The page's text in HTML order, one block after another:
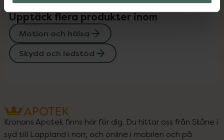
Upptäck flera produkter inom
Motion och hälsa
Skydd och ledstöd
Kronans Apotek finns här för dig. Du hittar oss från Skåne i
syd till Lappland i norr, och online i mobilen och på